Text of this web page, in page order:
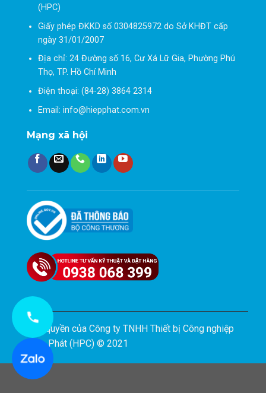
(HPC)
Giấy phép ĐKKD số 0304825972 do Sở KHĐT cấp
ngày 31/01/2007
Địa chỉ: 24 Đường số 16, Cư Xá Lữ Gia, Phường Phú
Thọ, TP. Hồ Chí Minh
Điện thoại: (84-28) 3864 2314
Email: info@hiepphat.com.vn
Mạng xã hội
Bản quyền của Công ty TNHH Thiết bị Công nghiệp
Hiệp Phát (HPC) © 2021